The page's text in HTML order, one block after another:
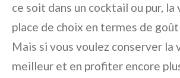
ce soit dans un cocktail ou pur, la
place de choix en termes de
Mais si vous voulez conserver la
meilleur et en profiter encore